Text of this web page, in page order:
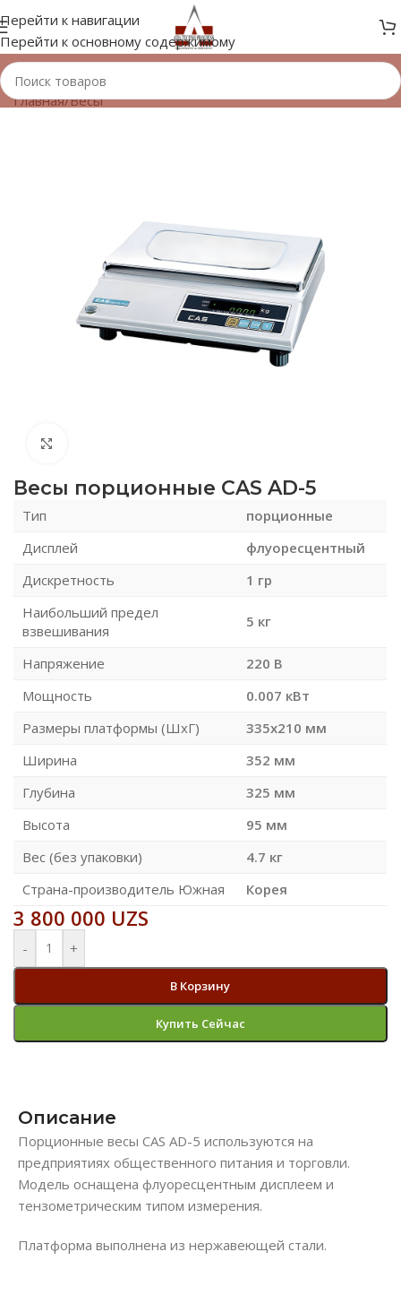
Перейти к навигации
Перейти к основному содержимому
Главная/Весы
Весы порционные CAS AD-5
Тип
порционные
Дисплей
флуоресцентный
Дискретность
1 гр
Наибольший предел
взвешивания
5 кг
Напряжение
220 В
Мощность
0.007 кВт
Размеры платформы (ШxГ)
335х210 мм
Ширина
352 мм
Глубина
325 мм
Высота
95 мм
Вес (без упаковки)
4.7 кг
Страна-производитель Южная
Корея
3 800 000 UZS
- +
В Корзину
Купить Сейчас
Описание
Порционные весы CAS AD-5 используются на
предприятиях общественного питания и торговли.
Модель оснащена флуоресцентным дисплеем и
тензометрическим типом измерения.
Платформа выполнена из нержавеющей стали.